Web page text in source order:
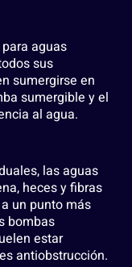
aguas
sus
sumergirse en
sumergible y el
al agua.
las aguas
heces y fibras
un punto más
bombas
estar
antiobstrucción.